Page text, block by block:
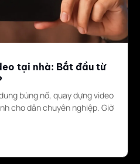
tại nhà: Bắt đầu từ
bùng nổ, quay dựng video
cho dân chuyên nghiệp. Giờ